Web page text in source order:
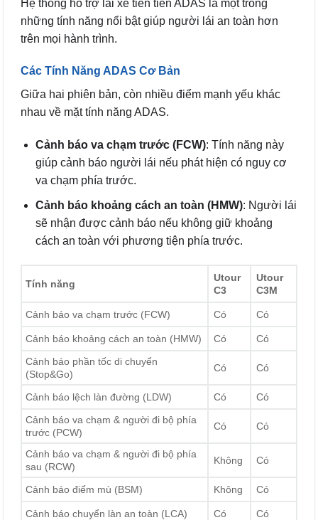
Hệ thống hỗ trợ lái xe tiên tiến ADAS là một trong
những tính năng nổi bật giúp người lái an toàn hơn
trên mọi hành trình.
Các Tính Năng ADAS Cơ Bản
Giữa hai phiên bản, còn nhiều điểm mạnh yếu khác
nhau về mặt tính năng ADAS.
Cảnh báo va chạm trước (FCW): Tính năng này
giúp cảnh báo người lái nếu phát hiện có nguy cơ
va chạm phía trước.
Cảnh báo khoảng cách an toàn (HMW): Người lái
sẽ nhận được cảnh báo nếu không giữ khoảng
cách an toàn với phương tiện phía trước.
Tính năng
Utour
C3
Utour
C3M
Cảnh báo va chạm trước (FCW) Có Có
Cảnh báo khoảng cách an toàn (HMW) Có
Có
Cảnh báo phần tốc di chuyển
(Stop&Go)
Có Có
Cảnh báo lệch làn đường (LDW) Có
Có
Cảnh báo va chạm & người đi bộ phía
trước (PCW)
Có Có
Cảnh báo va chạm & người đi bộ phía
sau (RCW)
Không Có
Cảnh báo điểm mù (BSM) Không Có
Cảnh báo chuyển làn an toàn (LCA) Có Có